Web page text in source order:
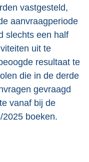
vastgesteld,
aanvraagperiode
slechts een half
uit te
resultaat te
die in de derde
gevraagd
vanaf bij de
boeken.